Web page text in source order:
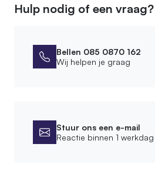
Kleur voet
Afmetingen
Breedte voet
24 cm
Hulp nodig of een vraag?
Bellen 085 0870 162
Wij helpen je graag
Stuur ons een e-mail
Reactie binnen 1 werkdag